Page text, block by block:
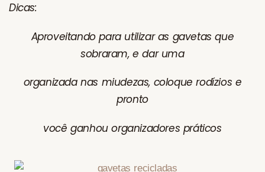
Dicas:
Aproveitando para utilizar as gavetas que
sobraram, e dar uma
organizada nas miudezas, coloque rodízios e
pronto
você ganhou organizadores práticos